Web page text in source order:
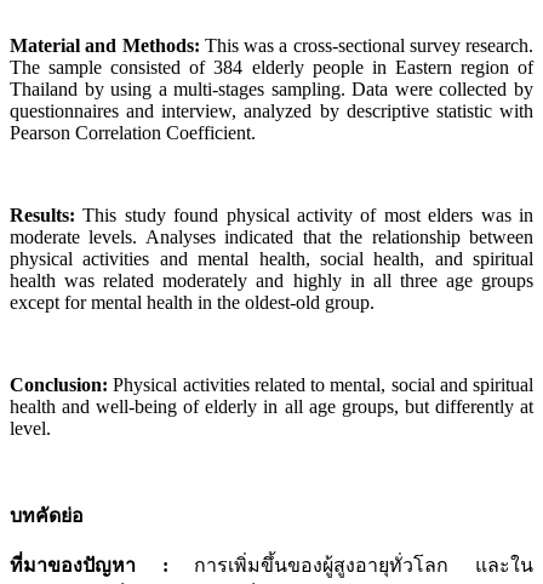
Material and Methods: This was a cross-sectional survey research.
The sample con­sisted of 384 elderly people in Eastern region of
Thailand by using a multi-stages sampling. Data were collected by
questionnaires and interview, analyzed by descriptive statistic with
Pearson Correlation Coefficient.
Results:This study found physical activity of most elders was in
moderate levels. Analyses indicated that the relationship between
physical activities and mental health, social health, and spiritual
health was related moderately and highly in all three age groups
except for mental health in the oldest-old group.
Conclusion:Physical activities related to mental, social and spiritual
health and well-being of elderly in all age groups, but differently at
level.
บทคัดย่อ
ที่มาของปัญหา : การเพิ่มขึ้นของผู้สูงอายุทั่วโลก และใน